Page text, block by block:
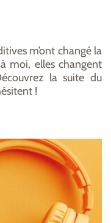
m’ont changé la
moi, elles changent
la suite du
!